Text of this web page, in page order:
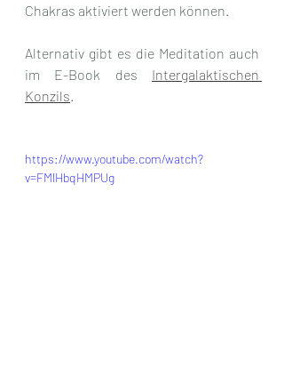
Chakras aktiviert werden können.
Alternativ gibt es die Meditation auch
im E-Book des Intergalaktischen
Konzils.
https://www.youtube.com/watch?
v=FMlHbqHMPUg